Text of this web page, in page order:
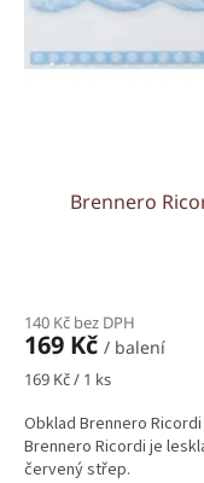
Brennero
140 Kč bez DPH
169 Kč / balení
Měrná
169 Kč / 1 ks
Obklad Brennero
Brennero Ricordi je
červený střep.